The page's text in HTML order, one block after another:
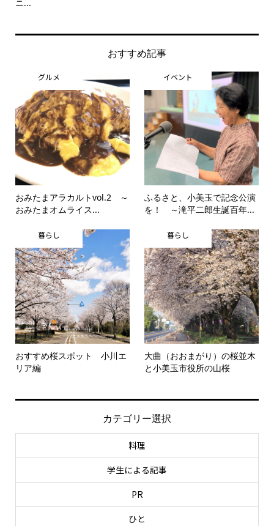
ニ...
おすすめ記事
グルメ
おみたまアラカルトvol.2 ～
おみたまオムライス...
イベント
ふるさと、小美玉で記念公演
を！ ～滝平二郎生誕百年...
暮らし
おすすめ桜スポット 小川エ
リア編
暮らし
大曲（おおまがり）の桜並木
と小美玉市役所の山桜
カテゴリー選択
料理
学生による記事
PR
ひと